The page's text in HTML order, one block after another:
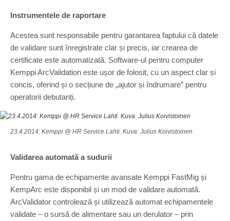
Instrumentele de raportare
Acestea sunt responsabile pentru garantarea faptului că datele
de validare sunt înregistrate clar și precis, iar crearea de
certificate este automatizată. Software-ul pentru computer
Kemppi ArcValidation este ușor de folosit, cu un aspect clar și
concis, oferind și o secțiune de „ajutor și îndrumare” pentru
operatorii debutanți.
23.4.2014: Kemppi @ HR Service Lahti. Kuva: Julius Koivistoinen
Validarea automată a sudurii
Pentru gama de echipamente avansate Kemppi FastMig și
KempArc este disponibil și un mod de validare automată.
ArcValidator controlează și utilizează automat echipamentele
validate – o sursă de alimentare sau un derulator – prin